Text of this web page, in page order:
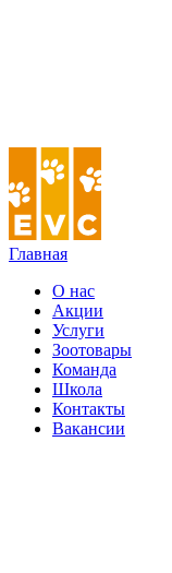
Главная
О нас
Акции
Услуги
Зоотовары
Команда
Школа
Контакты
Вакансии